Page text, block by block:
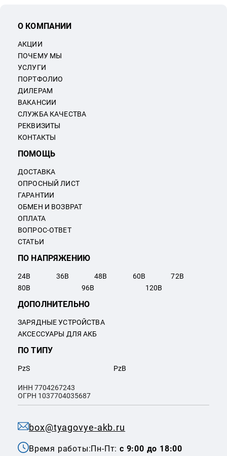
box@tyagovye-akb.ru
Время работы:Пн-Пт:с 9:00 до 18:00
О КОМПАНИИ
АКЦИИ
ПОЧЕМУ МЫ
УСЛУГИ
ПОРТФОЛИО
ДИЛЕРАМ
ВАКАНСИИ
СЛУЖБА КАЧЕСТВА
РЕКВИЗИТЫ
КОНТАКТЫ
ПОМОЩЬ
ДОСТАВКА
ОПРОСНЫЙ ЛИСТ
ГАРАНТИИ
ОБМЕН И ВОЗВРАТ
ОПЛАТА
ВОПРОС-ОТВЕТ
СТАТЬИ
ПО НАПРЯЖЕНИЮ
24В 36В 48В 60В 72В
80В 96В 120В
ПО ТИПУ
PzS PzB
ДОПОЛНИТЕЛЬНО
ЗАРЯДНЫЕ УСТРОЙСТВА
АКСЕССУАРЫ ДЛЯ АКБ
ИНН 7704267243
ОГРН 1037704035687